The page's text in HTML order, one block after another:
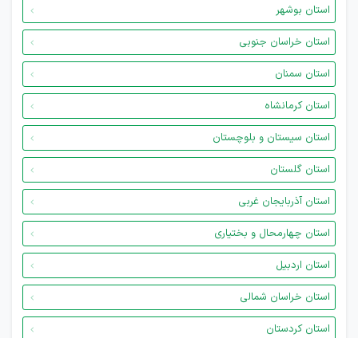
استان بوشهر
استان خراسان جنوبی
استان سمنان
استان کرمانشاه
استان سیستان و بلوچستان
استان گلستان
استان آذربایجان غربی
استان چهارمحال و بختیاری
استان اردبیل
استان خراسان شمالی
استان کردستان